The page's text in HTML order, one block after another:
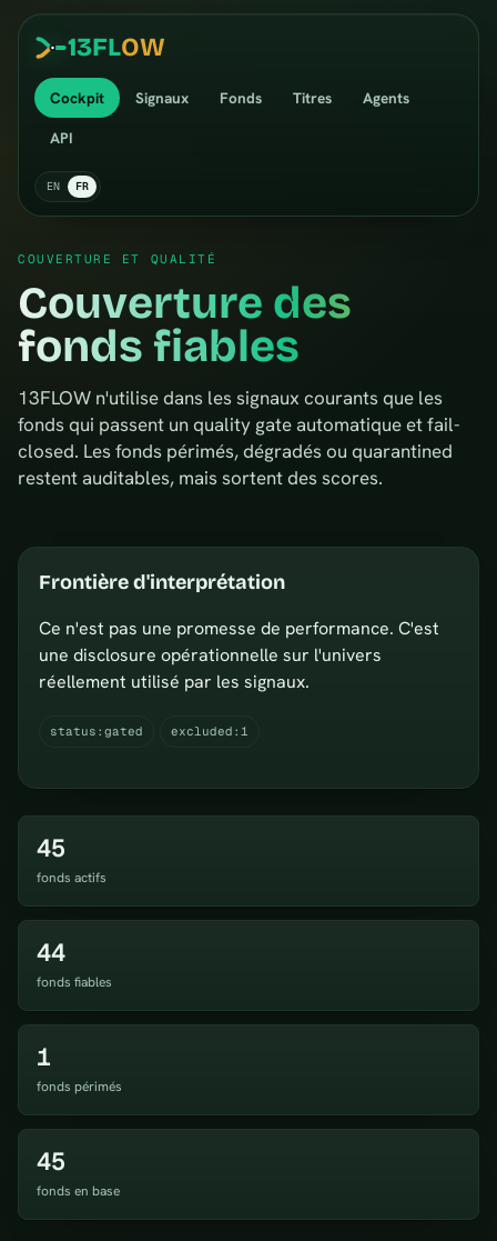
13FLOW
Cockpit Signaux Fonds Titres
Agents
API
EN FR
COUVERTURE ET QUALITÉ
Couverture des
fonds fiables
13FLOW n'utilise dans les signaux courants que les
fonds qui passent un quality gate automatique et fail-
closed. Les fonds périmés, dégradés ou quarantined
restent auditables, mais sortent des scores.
Frontière d'interprétation
Ce n'est pas une promesse de performance. C'est
une disclosure opérationnelle sur l'univers
réellement utilisé par les signaux.
status:gated excluded:1
45
fonds actifs
44
fonds fiables
1
fonds périmés
45
fonds en base